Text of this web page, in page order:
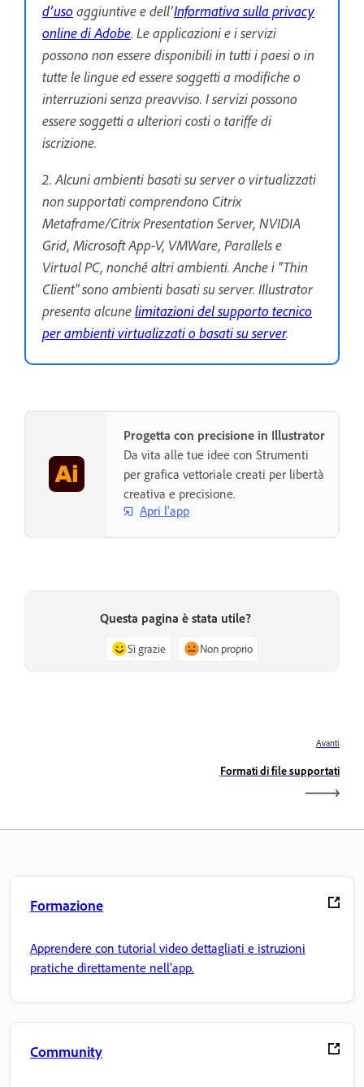
d’uso aggiuntive e dell’Informativa sulla privacy
online di Adobe. Le applicazioni e i servizi
possono non essere disponibili in tutti i paesi o in
tutte le lingue ed essere soggetti a modifiche o
interruzioni senza preavviso. I servizi possono
essere soggetti a ulteriori costi o tariffe di
iscrizione.
2. Alcuni ambienti basati su server o virtualizzati
non supportati comprendono Citrix
Metaframe/Citrix Presentation Server, NVIDIA
Grid, Microsoft App-V, VMWare, Parallels e
Virtual PC, nonché altri ambienti. Anche i "Thin
Client" sono ambienti basati su server. Illustrator
presenta alcunelimitazioni del supporto tecnico
per ambienti virtualizzati o basati su server.
Progetta con precisione in Illustrator
Da vita alle tue idee con Strumenti
per grafica vettoriale creati per libertà
creativa e precisione.
Apri l'app
Questa pagina è stata utile?
Sì grazie Non proprio
Avanti
Formati di file supportati
Formazione
Apprendere con tutorial video dettagliati e istruzioni
pratiche direttamente nell'app.
Community